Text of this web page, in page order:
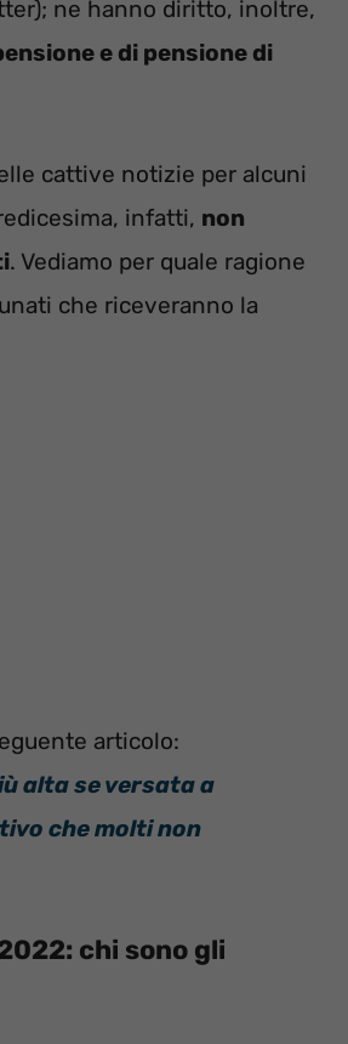
ne hanno diritto, inoltre,
e di pensione di
cattive notizie per alcuni
infatti, non
. Vediamo per quale ragione
che riceveranno la
articolo:
alta se versata a
che molti non
chi sono gli